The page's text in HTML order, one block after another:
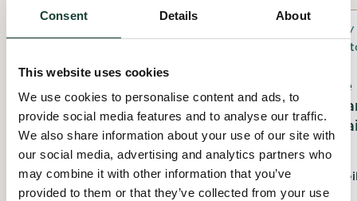
Consent Details About
This website uses cookies
We use cookies to personalise content and ads, to
provide social media features and to analyse our traffic.
We also share information about your use of our site with
our social media, advertising and analytics partners who
may combine it with other information that you’ve
provided to them or that they’ve collected from your use
d'arrachage de nerprun
13 June 2026
Le comité de surveillance Louis-
Riel (CSLR)
Montréal, Montréal
Cleaning
site
Grande
propreté au
Thomas-
09 May 2026
Le comité de
Riel (CSLR)